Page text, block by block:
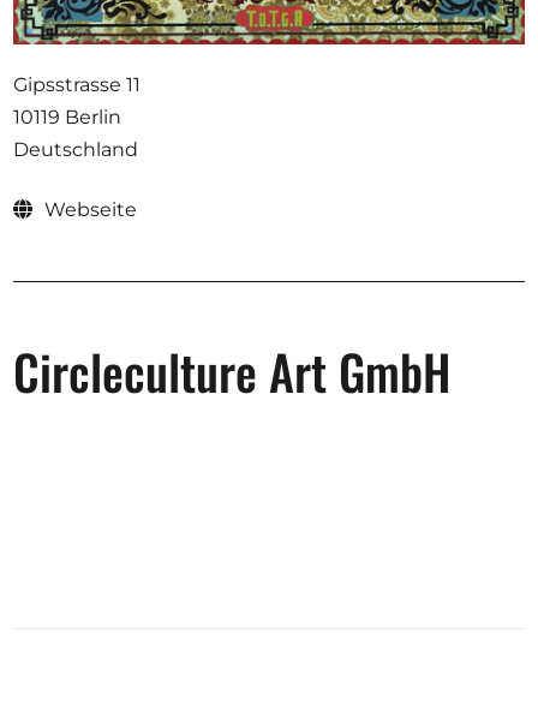
Ausschreibungen
Mitglied werden
Künstler:innen
Spenden
Help
Gipsstrasse 11
10119 Berlin
Deutschland
Webseite
Circleculture Art GmbH